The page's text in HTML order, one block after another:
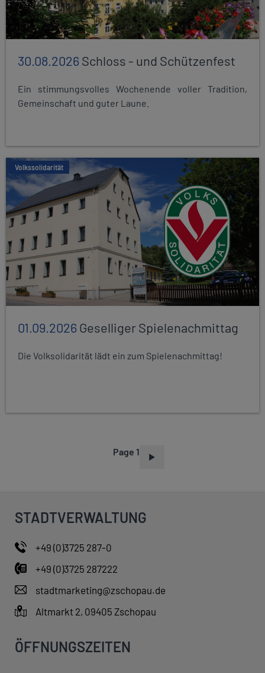
30.08.2026Schloss - und Schützenfest
Ein stimmungsvolles Wochenende voller Tradition,
Gemeinschaft und guter Laune.
Volkssolidarität
01.09.2026Geselliger Spielenachmittag
Die Volksolidarität lädt ein zum Spielenachmittag!
Page 1
STADTVERWALTUNG
+49 (0)3725 287-0
+49 (0)3725 287222
stadtmarketing@zschopau.de
Altmarkt 2, 09405 Zschopau
ÖFFNUNGSZEITEN